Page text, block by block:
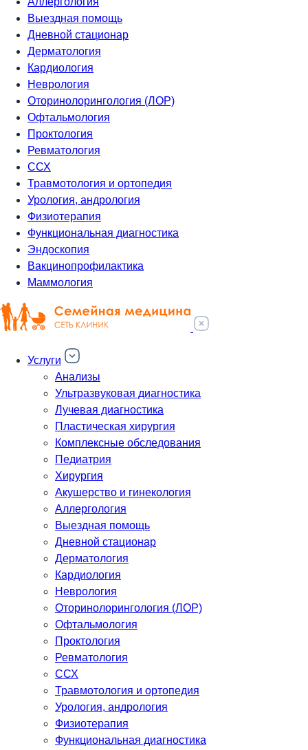
Выездная помощь
Дневной стационар
Дерматология
Кардиология
Неврология
Оторинолорингология (ЛОР)
Офтальмология
Проктология
Ревматология
ССХ
Травмотология и ортопедия
Урология, андрология
Физиотерапия
Функциональная диагностика
Эндоскопия
Вакцинопрофилактика
Маммология
Услуги
Анализы
Ультразвуковая диагностика
Лучевая диагностика
Пластическая хирургия
Комплексные обследования
Педиатрия
Хирургия
Акушерство и гинекология
Аллергология
Выездная помощь
Дневной стационар
Дерматология
Кардиология
Неврология
Оторинолорингология (ЛОР)
Офтальмология
Проктология
Ревматология
ССХ
Травмотология и ортопедия
Урология, андрология
Физиотерапия
Функциональная диагностика